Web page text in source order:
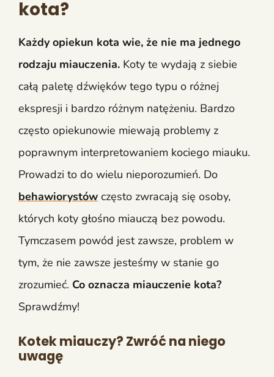
kota?
Każdy opiekun kota wie, że nie ma jednego
rodzaju miauczenia. Koty te wydają z siebie
całą paletę dźwięków tego typu o różnej
ekspresji i bardzo różnym natężeniu. Bardzo
często opiekunowie miewają problemy z
poprawnym interpretowaniem kociego miauku.
Prowadzi to do wielu nieporozumień. Do
behawiorystów często zwracają się osoby,
których koty głośno miauczą bez powodu.
Tymczasem powód jest zawsze, problem w
tym, że nie zawsze jesteśmy w stanie go
zrozumieć. Co oznacza miauczenie kota?
Sprawdźmy!
Kotek miauczy? Zwróć na niego
uwagę